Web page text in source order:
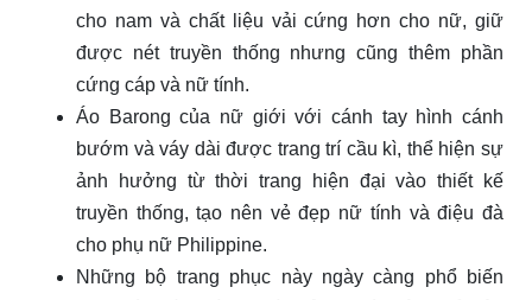
cho nam và chất liệu vải cứng hơn cho nữ, giữ
được nét truyền thống nhưng cũng thêm phần
cứng cáp và nữ tính.
Áo Barong của nữ giới với cánh tay hình cánh
bướm và váy dài được trang trí cầu kì, thể hiện sự
ảnh hưởng từ thời trang hiện đại vào thiết kế
truyền thống, tạo nên vẻ đẹp nữ tính và điệu đà
cho phụ nữ Philippine.
Những bộ trang phục này ngày càng phổ biến